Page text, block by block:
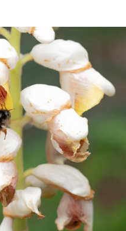
第十四集 萤火传
第十三集 香港萤
火志
第十二集 蝴蝶，
常常见